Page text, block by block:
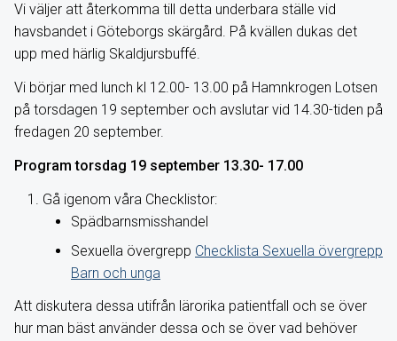
Vi väljer att återkomma till detta underbara ställe vid
havsbandet i Göteborgs skärgård. På kvällen dukas det
upp med härlig Skaldjursbuffé.
Vi börjar med lunch kl 12.00- 13.00 på Hamnkrogen Lotsen
på torsdagen 19 september och avslutar vid 14.30-tiden på
fredagen 20 september.
Program torsdag 19 september 13.30- 17.00
Gå igenom våra Checklistor:
Spädbarnsmisshandel
Sexuella övergrepp Checklista Sexuella övergrepp
Barn och unga
Att diskutera dessa utifrån lärorika patientfall och se över
hur man bäst använder dessa och se över vad behöver